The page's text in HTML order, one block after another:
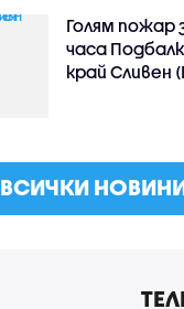
Голям пожар
часа
край Сливен
ВСИЧКИ